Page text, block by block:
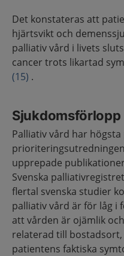
Det konstateras att
hjärtsvikt och
palliativ vård i livets
cancer trots likartad
(15) .
Sjukdomsförlopp
Palliativ vård har
prioriteringsutredningen
upprepade
Svenska
flertal svenska studier
palliativ vård är för låg i
att vården är ojämlik
relaterad till
patientens faktiska